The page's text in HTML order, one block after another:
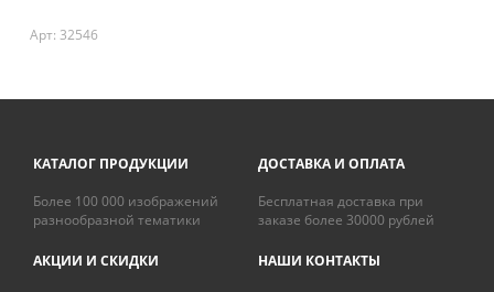
Арт: 32546
КАТАЛОГ ПРОДУКЦИИ
Более 100 000 изображений
разнообразной тематики
ДОСТАВКА И ОПЛАТА
Бесплатная доставка при
заказе более 30000 рублей
АКЦИИ И СКИДКИ
НАШИ КОНТАКТЫ